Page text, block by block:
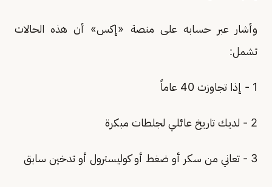
وأشار عبر حسابه على منصة «إكس» أن هذه الحالات
تشمل:
1 - إذا تجاوزت 40 عاماً
2 - لديك تاريخ عائلي لجلطات مبكرة
3 - تعاني من سكر أو ضغط أو كوليسترول أو تدخين سابق